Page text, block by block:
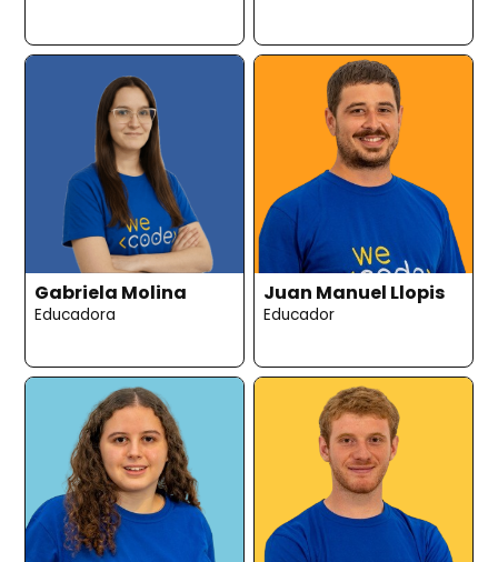
Gabriela Molina
Educadora
Juan Manuel Llopis
Educador